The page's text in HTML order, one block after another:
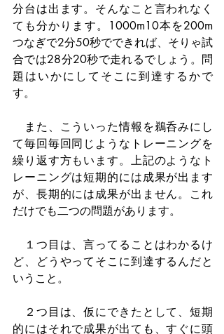
分台は出ます。そんなこと言われなく
ても分かります。1000m10本を200m
つなぎで2分50秒でできれば、そりゃ試
合では28分20秒で走れるでしょう。問
題はいかにしてそこに到達するかで
す。
また、こういった情報を鵜呑みにし
て毎回毎回同じようなトレーニングを
繰り返す方もいます。上記のようなト
レーニングは短期的には成果が出ます
が、長期的には成果が出ません。これ
だけでも二つの問題があります。
１つ目は、言ってることはわかるけ
ど、どうやってそこに到達するんだと
いうこと。
２つ目は、仮にできたとして、短期
的にはそれで成果が出ても、すぐに頭